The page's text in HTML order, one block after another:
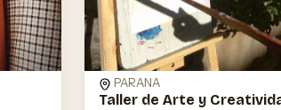
PARANA
Taller de Arte y